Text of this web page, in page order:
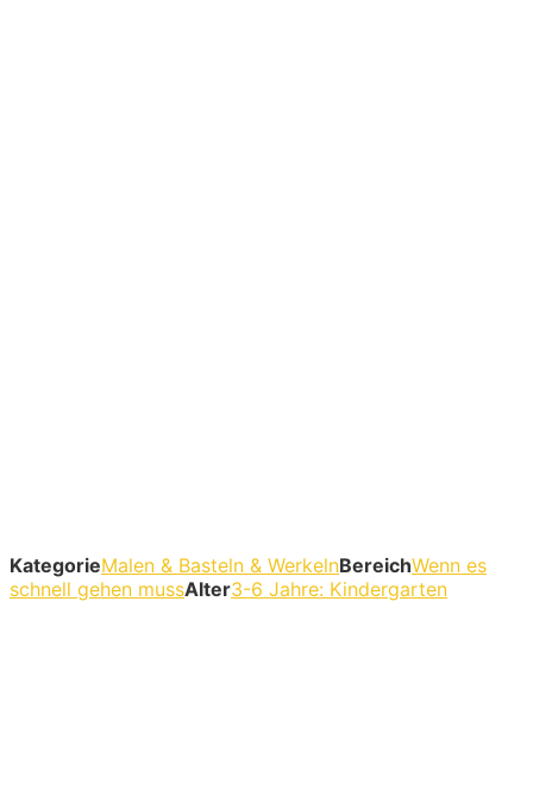
KategorieMalen & Basteln & WerkelnBereichWenn es
schnell gehen mussAlter3-6 Jahre: Kindergarten